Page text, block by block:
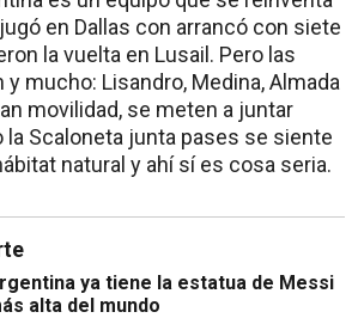
en Dallas con arrancó con siete
la vuelta en Lusail. Pero las
mucho: Lisandro, Medina, Almada
movilidad, se meten a juntar
la Scaloneta junta pases se siente
natural y ahí sí es cosa seria.
ya tiene la estatua de Messi
alta del mundo